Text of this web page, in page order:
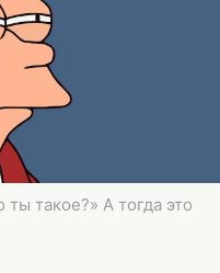
такое?» А тогда это